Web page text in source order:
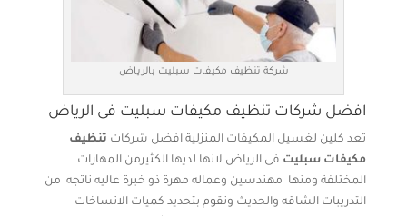
شركة تنظيف مكيفات سبليت بالرياض
افضل شركات تنظيف مكيفات سبليت فى الرياض
تعد كلين لغسيل المكيفات المنزلية افضل شركات تنظيف
مكيفات سبليت فى الرياض لانها لديها الكثيرمن المهارات
المختلفة ومنها مهندسين وعماله مهرة ذو خبرة عاليه ناتجه من
التدريبات الشاقه والحديث ونقوم بتحديد كميات الاتساخات